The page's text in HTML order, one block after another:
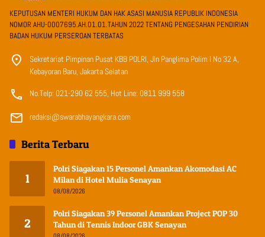
KEPUTUSAN MENTERI HUKUM DAN HAK ASASI MANUSIA REPUBLIK INDONESIA
NOMOR AHU-0007695.AH.01.01.TAHUN 2022 TENTANG PENGESAHAN PENDIRIAN
BADAN HUKUM PERSEROAN TERBATAS
Sekretariat Pimpinan Pusat KBB POLRI, Jln Panglima Polim I No 32 A,
Kebayoran Baru, Jakarta Selatan
No.Telp: 021-290 62 555, Hot Line: 0811 999 558
redaksi@swarabhayangkara.com
Berita Terbaru
1
Polri Siagakan 15 Personel Amankan Akomodasi AC
Milan di Hotel Mulia Senayan
08/08/2026
2
Polri Siagakan 39 Personel Amankan Project POP 30
Tahun di Tennis Indoor GBK Senayan